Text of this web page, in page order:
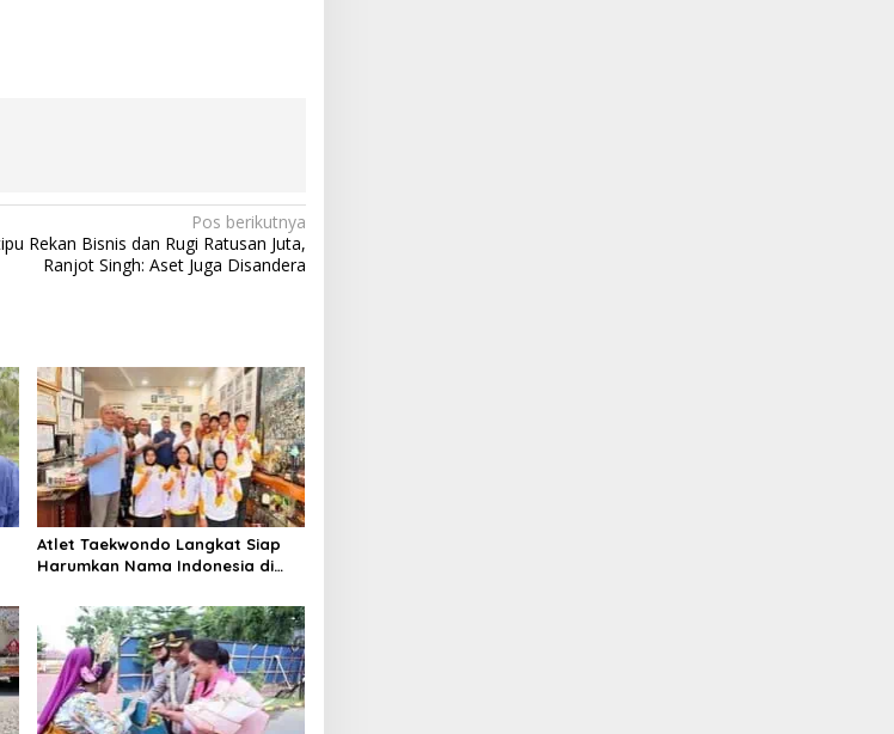
Pos berikutnya
Rekan Bisnis dan Rugi Ratusan Juta,
Ranjot Singh: Aset Juga Disandera
Atlet Taekwondo Langkat Siap
Harumkan Nama Indonesia di